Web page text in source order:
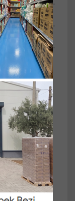
Kutu
gluten
hastaları
çeşididir.
öğütme
ve